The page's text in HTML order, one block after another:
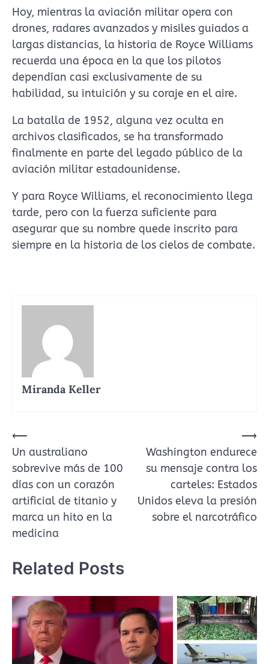
Hoy, mientras la aviación militar opera con
drones, radares avanzados y misiles guiados a
largas distancias, la historia de Royce Williams
recuerda una época en la que los pilotos
dependían casi exclusivamente de su
habilidad, su intuición y su coraje en el aire.
La batalla de 1952, alguna vez oculta en
archivos clasificados, se ha transformado
finalmente en parte del legado público de la
aviación militar estadounidense.
Y para Royce Williams, el reconocimiento llega
tarde, pero con la fuerza suficiente para
asegurar que su nombre quede inscrito para
siempre en la historia de los cielos de combate.
Miranda Keller
Navegación
de
entradas
⟵
Un australiano
sobrevive más de 100
días con un corazón
artificial de titanio y
marca un hito en la
medicina
Washington endurece
su mensaje contra los
carteles: Estados
Unidos eleva la presión
sobre el narcotráfico
⟶
Related Posts